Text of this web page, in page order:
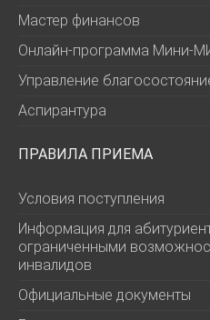
Мастер финансов
Онлайн-программа Мини-
Управление
Аспирантура
ПРАВИЛА ПРИЕМА
Условия поступления
Информация для
ограниченными
инвалидов
Официальные документы